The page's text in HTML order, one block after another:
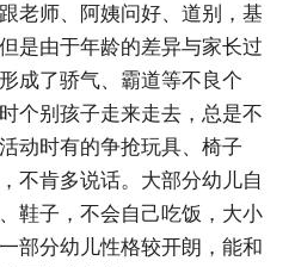
老师、阿姨问好、道别，基
是由于年龄的差异与家长过
成了骄气、霸道等不良个
个别孩子走来走去，总是不
动时有的争抢玩具、椅子
不肯多说话。大部分幼儿自
鞋子，不会自己吃饭，大小
部分幼儿性格较开朗，能和